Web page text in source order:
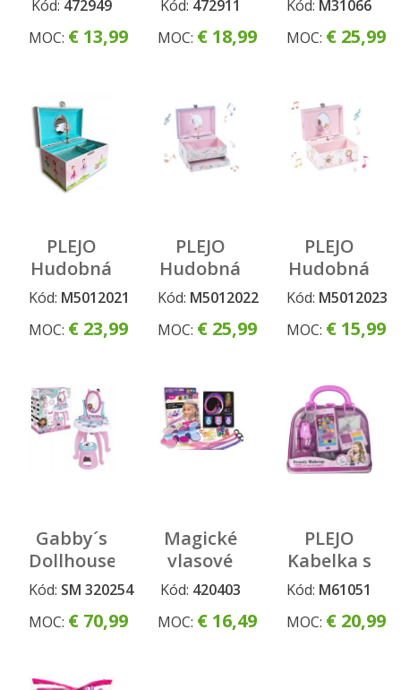
12ks
Kód: 472949
MOC: € 13,99
Kód: 472911
MOC: € 18,99
kaderníčku
Kód: M31066
MOC: € 25,99
PLEJO
Hudobná
hracia
Baletka
Kód: M5012021
MOC: € 23,99
PLEJO
Hudobná
hracia
Jednorožec
Kód: M5012022
MOC: € 25,99
PLEJO
Hudobná
hracia
Princezná
Kód: M5012023
MOC: € 15,99
Gabby´s
Dollhouse
2v1
stolík so
Kód: SM 320254
MOC: € 70,99
Magické
vlasové
štúdio
Kód: 420403
MOC: € 16,49
PLEJO
Kabelka s
mobilom,
make up
Kód: M61051
MOC: € 20,99